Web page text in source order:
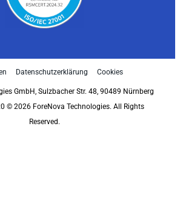
Datenschutzerklärung Cookies
GmbH, Sulzbacher Str. 48, 90489 Nürnberg
© 2026 ForeNova Technologies. All Rights
Reserved.